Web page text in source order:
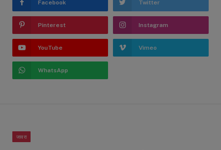
Facebook Twitter
Pinterest Instagram
YouTube Vimeo
WhatsApp
जावरा